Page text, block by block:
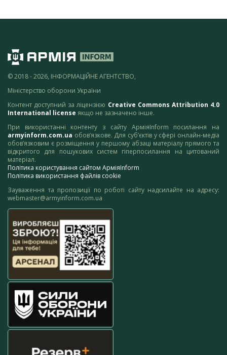
© 2018 - 2026, ІНФОРМАЦІЙНЕ АГЕНТСТВО,
Міністерство оборони України
Контент доступний за ліцензією Creative Commons Attribution 4.0
International license якщо не зазначено інше.
При використанні контенту з сайту АрміяInform посилання на
armyinform.com.ua обов’язкове. Для суб’єктів у сфері онлайн-медіа
обов’язковим є розміщення у першому абзаці матеріалу прямого та
відкритого для пошукових систем гіперпосилання на цитований
матеріал.
Політика користування сайтом АрміяInform
Політика використання файлів cookie
Зауваження та пропозиції по роботі сайту надсилайте на адресу:
webmaster@armyinform.com.ua